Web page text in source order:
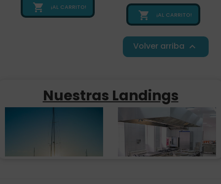
 ¡AL CARRITO!
 ¡AL CARRITO!
Volver arriba 
Nuestras Landings